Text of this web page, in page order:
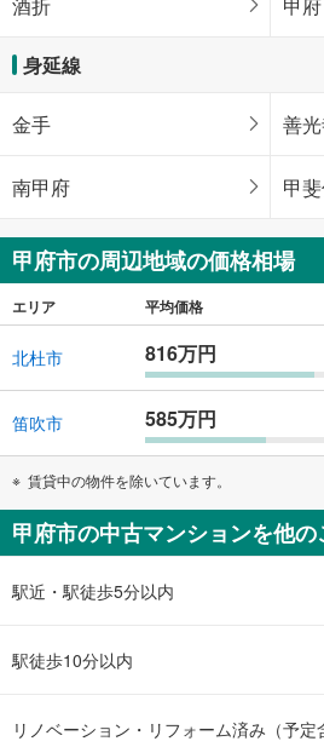
身延線
金手 善
南甲府 甲
甲府市の周辺地域の価格相場
エリア 平均価格
北杜市 816万円
笛吹市 585万円
賃貸中の物件を除いています。
甲府市の中古マンションを他
駅近・駅徒歩5分以内
駅徒歩10分以内
リノベーション・リフォーム済み（予定